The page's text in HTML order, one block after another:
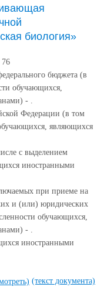
биология»
76
бюджета (в
обучающихся,
- .
Федерации (в том
являющихся
с выделением
иностранными
при приеме на
и (или) юридических
обучающихся,
- .
иностранными
(текст документа)